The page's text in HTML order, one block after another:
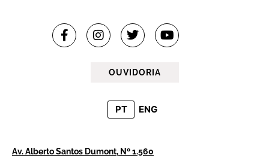
OUVIDORIA
PT ENG
Av. Alberto Santos Dumont, Nº 1.560